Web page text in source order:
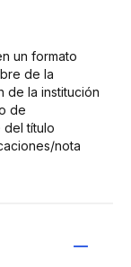
un formato
de la
de la institución
de
del título
nota